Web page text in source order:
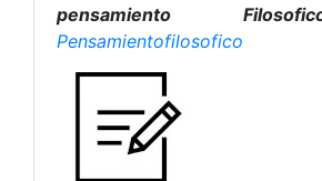
pensamiento
Pensamientofilosofico